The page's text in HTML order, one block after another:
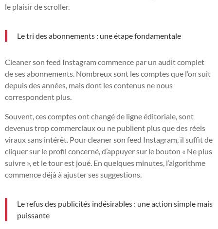
le plaisir de scroller.
Le tri des abonnements : une étape fondamentale
Cleaner son feed Instagram commence par un audit complet
de ses abonnements. Nombreux sont les comptes que l’on suit
depuis des années, mais dont les contenus ne nous
correspondent plus.
Souvent, ces comptes ont changé de ligne éditoriale, sont
devenus trop commerciaux ou ne publient plus que des réels
viraux sans intérêt. Pour cleaner son feed Instagram, il suffit de
cliquer sur le profil concerné, d’appuyer sur le bouton « Ne plus
suivre », et le tour est joué. En quelques minutes, l’algorithme
commence déjà à ajuster ses suggestions.
Le refus des publicités indésirables : une action simple mais
puissante